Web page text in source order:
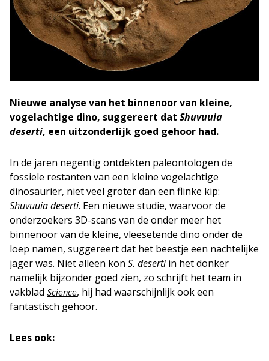
Nieuwe analyse van het binnenoor van kleine,
vogelachtige dino, suggereert dat Shuvuuia
deserti, een uitzonderlijk goed gehoor had.
In de jaren negentig ontdekten paleontologen de
fossiele restanten van een kleine vogelachtige
dinosauriër, niet veel groter dan een flinke kip:
Shuvuuia deserti. Een nieuwe studie, waarvoor de
onderzoekers 3D-scans van de onder meer het
binnenoor van de kleine, vleesetende dino onder de
loep namen, suggereert dat het beestje een nachtelijke
jager was. Niet alleen kon S. desertiin het donker
namelijk bijzonder goed zien, zo schrijft het team in
vakblad Science, hij had waarschijnlijk ook een
fantastisch gehoor.
Lees ook: